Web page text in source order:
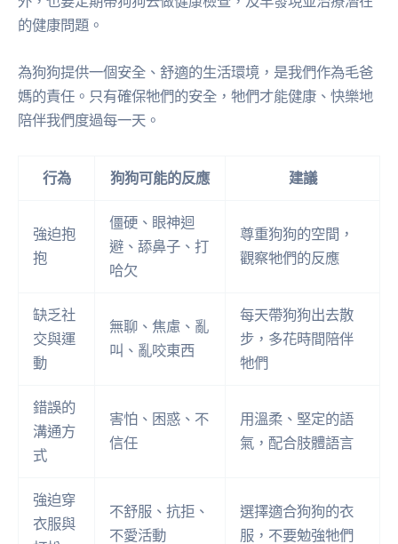
的健康問題。
為狗狗提供一個安全、舒適的生活環境，是我們作為毛爸
媽的責任。只有確保牠們的安全，牠們才能健康、快樂地
陪伴我們度過每一天。
行為 狗狗可能的反應 建議
強迫抱
抱
僵硬、眼神迴
避、舔鼻子、打
哈欠
尊重狗狗的空間，
觀察牠們的反應
缺乏社
交與運
動
無聊、焦慮、亂
叫、亂咬東西
每天帶狗狗出去散
步，多花時間陪伴
牠們
錯誤的
溝通方
式
害怕、困惑、不
信任
用溫柔、堅定的語
氣，配合肢體語言
強迫穿
衣服與
不舒服、抗拒、
不愛活動
選擇適合狗狗的衣
服，不要勉強牠們